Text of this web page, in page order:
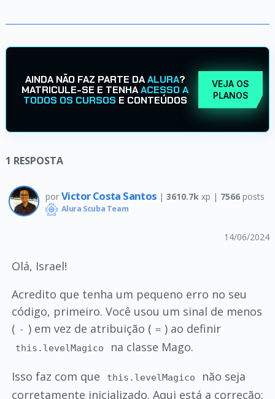
AINDA NÃO FAZ PARTE DAALURA?
MATRICULE-SE E TENHAACESSO A
TODOS OS CURSOS E CONTEÚDOS
VEJA OS
PLANOS
1 RESPOSTA
por Victor Costa Santos | 3610.7k xp | 7566posts
Alura Scuba Team
14/06/2024
Olá, Israel!
Acredito que tenha um pequeno erro no seu
código, primeiro. Você usou um sinal de menos
( - ) em vez de atribuição ( = ) ao definir
this.levelMagico
na classe Mago.
Isso faz com que
this.levelMagico
não seja
corretamente inicializado. Aqui está a correção: